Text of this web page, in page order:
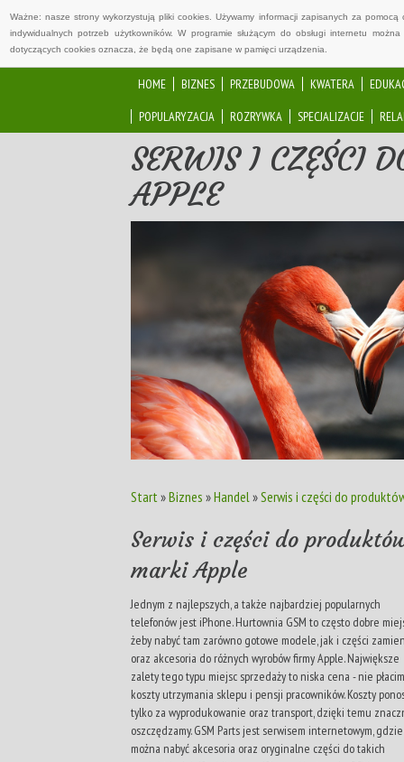
Ważne: nasze strony wykorzystują pliki cookies. Używamy informacji zapisanych za
indywidualnych potrzeb użytkowników. W programie służącym do obsługi internetu
dotyczących cookies oznacza, że będą one zapisane w pamięci urządzenia.
HOME BIZNES PRZEBUDOWA KWATERA
POPULARYZACJA
ROZRYWKA SPECJALIZACJE
SERWIS I CZĘŚCI
APPLE
Start »Biznes »Handel »Serwis i części do
Serwis i części do
marki Apple
Jednym z najlepszych, a także najbardziej popularnych
telefonów jest iPhone. Hurtownia GSM to często dobre
żeby nabyć tam zarówno gotowe modele, jak i części
oraz akcesoria do różnych wyrobów firmy Apple. Największe
zalety tego typu miejsc sprzedaży to niska cena - nie
koszty utrzymania sklepu i pensji pracowników. Koszty
tylko za wyprodukowanie oraz transport, dzięki temu
oszczędzamy. GSM Parts jest serwisem internetowym, gdzie
można nabyć akcesoria oraz oryginalne części do takich